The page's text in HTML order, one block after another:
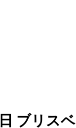
ブリスベ